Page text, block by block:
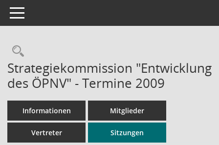
Toggle navigation
Rechercheauswahl
Strategiekommission "Entwicklung
des ÖPNV" - Termine 2009
Informationen Mitglieder
Vertreter Sitzungen